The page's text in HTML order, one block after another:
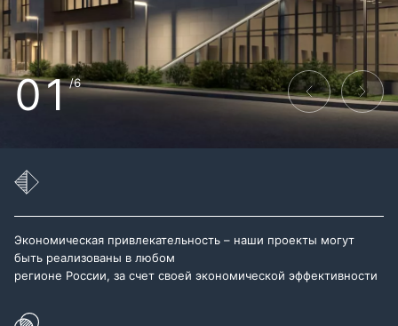
01/6
Экономическая привлекательность – наши проекты могут
быть реализованы в любом
регионе России, за счет своей экономической эффективности